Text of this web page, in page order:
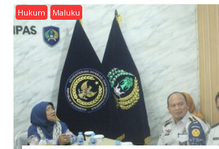
G
A
T
O
Hukum Maluku